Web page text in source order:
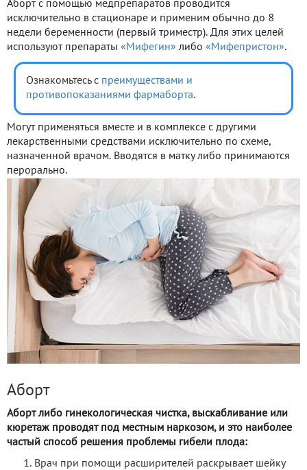
Аборт с помощью медпрепаратов проводится
исключительно в стационаре и применим обычно до 8
недели беременности (первый триместр). Для этих целей
используют препараты «Мифегин» либо «Мифепристон».
Ознакомьтесь с преимуществами и
противопоказаниями фармаборта.
Могут применяться вместе и в комплексе с другими
лекарственными средствами исключительно по схеме,
назначенной врачом. Вводятся в матку либо принимаются
перорально.
Аборт
Аборт либо гинекологическая чистка, выскабливание или
кюретаж проводят под местным наркозом, и это наиболее
частый способ решения проблемы гибели плода:
Врач при помощи расширителей раскрывает шейку